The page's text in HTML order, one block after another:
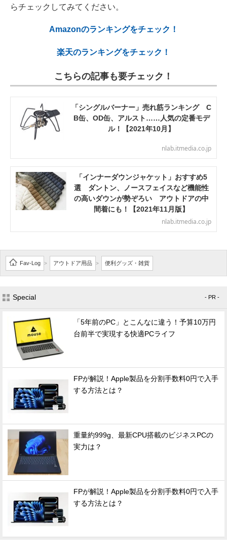
らチェックしてみてください。
Amazonのランキングをチェック！
楽天のランキングをチェック！
こちらの記事も要チェック！
「シングルバーナー」売れ筋ランキング C
B缶、OD缶、アルスト……人気の定番モデ
ル！【2021年10月】
nlab.itmedia.co.jp
「インナーダウンジャケット」おすすめ5
選 ダントン、ノースフェイスなど機能性
の高いダウンが勢ぞろい アウトドアの中
間着にも！【2021年11月版】
nlab.itmedia.co.jp
Fav-Log > アウトドア用品 > 便利グッズ・雑貨
Special - PR -
「5年前のPC」とこんなに違う！予算10万円
台前半で実現する快適PCライフ
FPが解説！Apple製品を分割手数料0円で入手
する方法とは？
重量約999g、最新CPU搭載のビジネスPCの
実力は？
FPが解説！Apple製品を分割手数料0円で入手
する方法とは？